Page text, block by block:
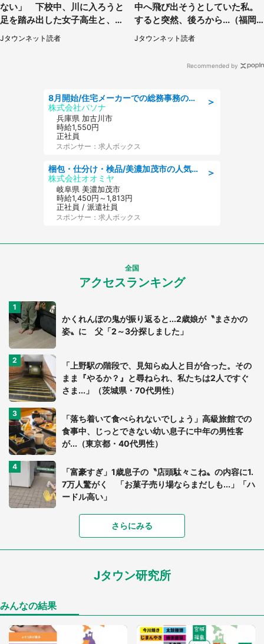
ない」 下校中、川に入ろうと
足を踏み出した女子高生と、彼
女を止めた予想外の存在
Jタウンネット読者
中へ飛び出そうとしていた私。
すると突然、後ろから...（福岡
県・30代女性）
Jタウンネット読者
Recommended by
＞
8月開始/住宅メーカーでの総務事務のお仕事/駅近/即日勤務可/一般事務/人事労務
株式会社パソナ
兵庫県 加古川市
時給1,550円
正社員
スポンサー：求人ボックス
＞
梱包・仕分け・検品/美濃加茂市の人気求人仕分け/高時給/長期休暇充実
株式会社オオミヤ
岐阜県 美濃加茂市
時給1,450円～1,813円
正社員 / 派遣社員
スポンサー：求人ボックス
全国
アクセスランキング
かくれんぼの鬼が振り返ると...2歳娘が〝まさかの
姿〟に 父「2～3分探しました」
「上野駅の階段で、見知らぬ人と目が合った。その
まま『やるか？』と尋ねられ、私たちは2人ですぐ
さま...」（茨城県・70代男性）
「落ち着いて食べられないでしょう」高級旅館での
食事中、じっとできない幼い息子に中年の男性客
が...（東京都・40代男性）
「富豪すぎ」1歳息子の〝店頭駄々こね〟の内容に1.
7万人驚がく 「お菓子売り場ならまだしも...」「ハ
ードル高い」
あまりにも四角すぎる猫、激写される 「これもう
家に〝デカい蛾〟が居座り続けて3日間...ビビり続
「○○がない街に住んでいます」住人の呟きに30万
さらにみる
Jタウン研究所
みんなの結果